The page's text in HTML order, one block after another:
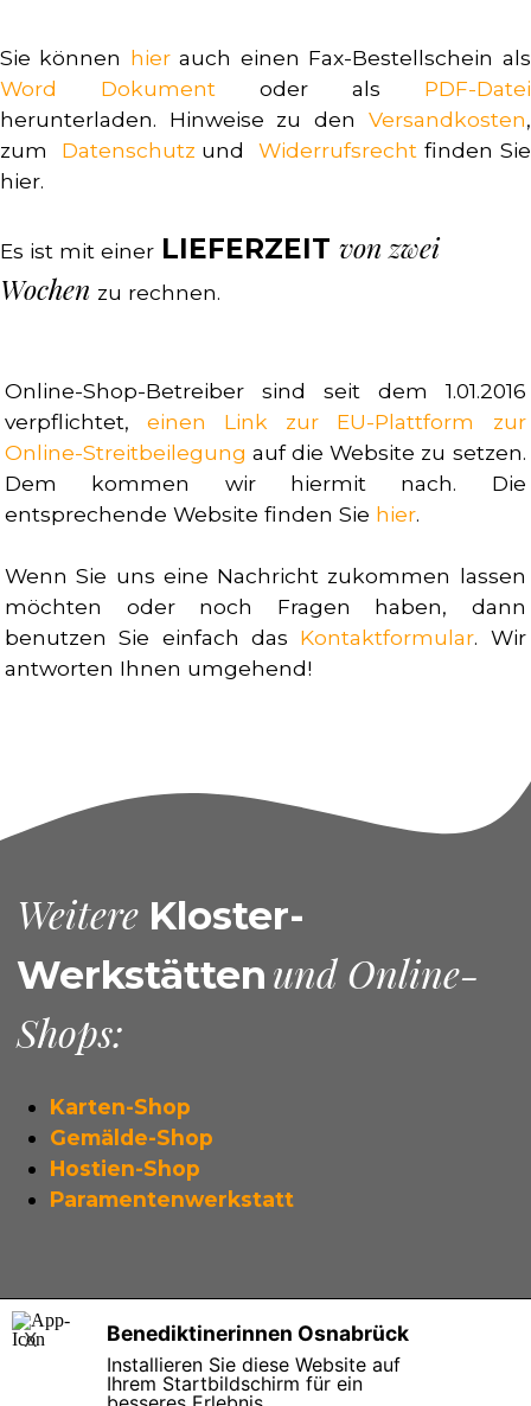
Sie können hierauch einen Fax-Bestellschein als
Word Dokument oder als PDF-Datei
herunterladen. Hinweise zu den Versandkosten,
zum Datenschutz undWiderrufsrecht finden Sie
hier.
Es ist mit einer LIEFERZEIT von zwei
Wochen zu rechnen.
Online-Shop-Betreiber sind seit dem 1.01.2016
verpflichtet,
einen Link zur EU-Plattform zur
Online-Streitbeilegungauf die Website zu setzen.
Dem kommen wir hiermit nach. Die
entsprechende Website finden Sie hier.
Wenn Sie uns eine Nachricht zukommen lassen
möchten oder noch Fragen haben, dann
benutzen Sie einfach das Kontaktformular. Wir
antworten Ihnen umgehend!
Weitere Kloster-
Werkstätten und Online-
Shops:
Karten-Shop
Gemälde-Shop
Hostien-Shop
Paramentenwerkstatt
Hasetorwall 22, 49076 Osnabrück,
Telefon: +49 541 60009770, kloster[at]osb-os.de
Benediktinerinnen Osnabrück
Installieren Sie diese Website auf
Ihrem Startbildschirm für ein
X